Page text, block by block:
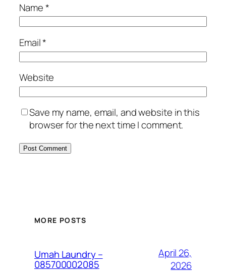
Name*
Email*
Website
Save my name, email, and website in this
browser for the next time I comment.
MORE POSTS
Umah Laundry –
085700002085
April 26,
2026